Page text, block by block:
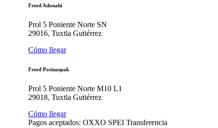
Feted Adonahi
Prol 5 Poniente Norte SN
29016, Tuxtla Gutiérrez
Cómo llegar
Feted Potinaspak
Prol 5 Poniente Norte M10 L1
29018, Tuxtla Gutiérrez
Cómo llegar
Pagos aceptados: OXXO SPEI Transferencia